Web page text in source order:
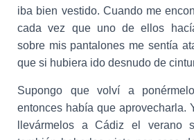
iba bien vestido. Cuando me
cada vez que uno de ellos
sobre mis pantalones me sentía
que si hubiera ido desnudo de
Supongo que volví a
entonces había que aprovecharla.
llevármelos a Cádiz el verano